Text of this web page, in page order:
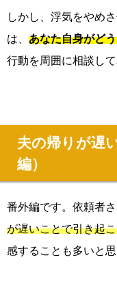
しかし、浮気をやめ
は、 あなた自身がど
行動を周囲に相談し
夫の帰りが遅
編）
番外編です。依頼者
が遅いことで引き起
感することも多いと思